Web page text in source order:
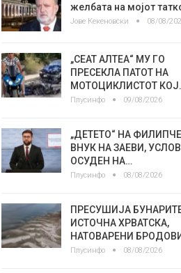
желбата на мојот
Јове Кекеновски 08/08/
„СЕАТ АЛТЕА“ МУ ГО
ПРЕСЕКЛА ПАТОТ НА
МОТОЦИКЛИСТОТ
Плусинфо 09/08/2026
„ДЕТЕТО“ НА
ВНУК НА ЗАЕВИ,
ОСУДЕН НА…
Плусинфо 08/08/2026
ПРЕСУШИЈА
ИСТОЧНА ХРВАТСКА,
НАТОВАРЕНИ
Плусинфо 08/08/2026